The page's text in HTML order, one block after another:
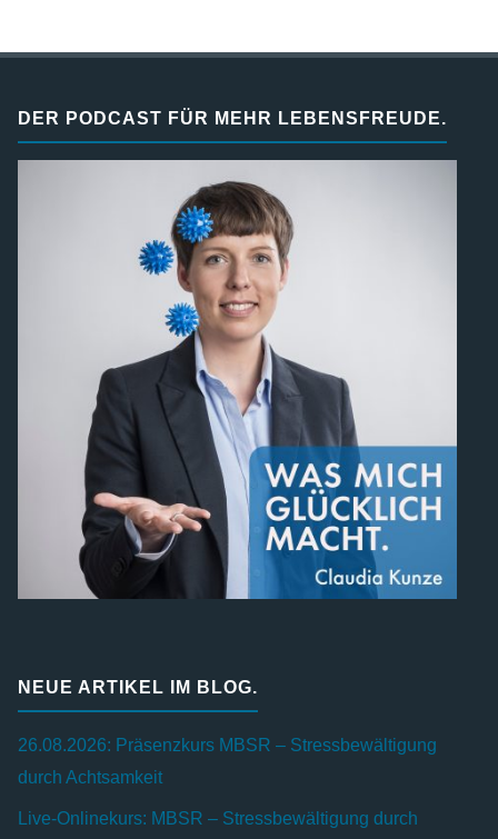
DER PODCAST FÜR MEHR LEBENSFREUDE.
NEUE ARTIKEL IM BLOG.
26.08.2026: Präsenzkurs MBSR – Stressbewältigung
durch Achtsamkeit
Live-Onlinekurs: MBSR – Stressbewältigung durch